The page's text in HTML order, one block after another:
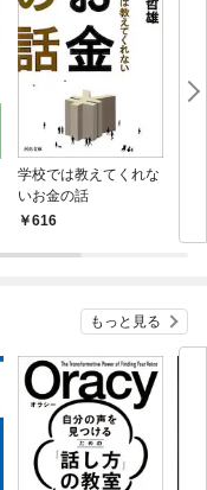
学校では教えてくれな
いお金の話
616
もっと見る